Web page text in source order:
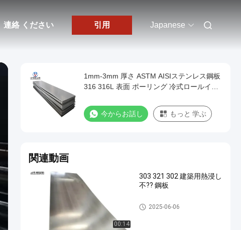
連絡 ください 引用 Japanese
1mm-3mm 厚さ ASTM AISIステンレス鋼板
316 316L 表面 ポーリング 冷式ロールイン
今からお話し もっと 学ぶ
関連動画
00:14
303 321 302 建築用熱浸し
不?? 鋼板
ステンレス鋼板
2025-06-06